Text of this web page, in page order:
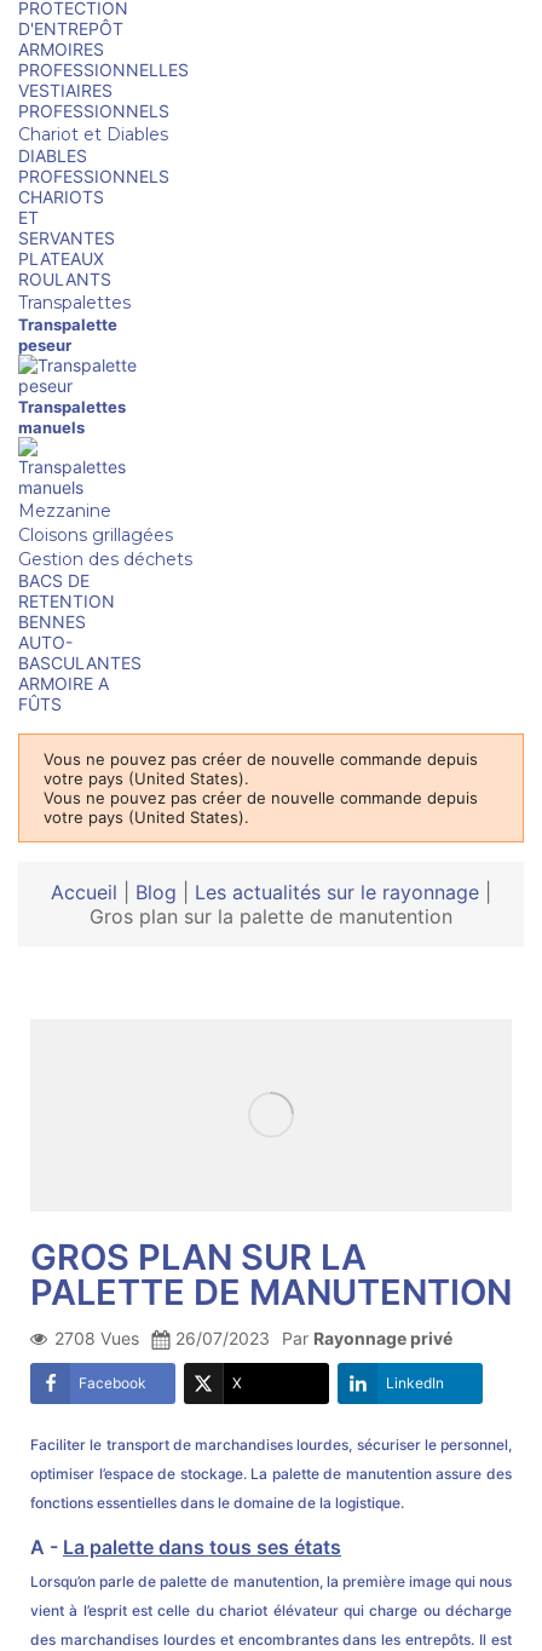
PROTECTION
D'ENTREPÔT
ARMOIRES
PROFESSIONNELLES
VESTIAIRES
PROFESSIONNELS
Chariot et Diables
DIABLES
PROFESSIONNELS
CHARIOTS
ET
SERVANTES
PLATEAUX
ROULANTS
Transpalettes
Transpalette
peseur
Transpalettes
manuels
Mezzanine
Cloisons grillagées
Gestion des déchets
BACS DE
RETENTION
BENNES
AUTO-
BASCULANTES
ARMOIRE A
FÛTS
Vous ne pouvez pas créer de nouvelle commande depuis
votre pays (United States).
Vous ne pouvez pas créer de nouvelle commande depuis
votre pays (United States).
Accueil Blog Les actualités sur le rayonnage
Gros plan sur la palette de manutention
GROS PLAN SUR LA
PALETTE DE MANUTENTION
2708 Vues 26/07/2023 Par Rayonnage privé
Facebook X LinkedIn
Faciliter le transport de marchandises lourdes, sécuriser le personnel,
optimiser l’espace de stockage. La palette de manutention assure des
fonctions essentielles dans le domaine de la logistique.
A - La palette dans tous ses états
Lorsqu’on parle de palette de manutention, la première image qui nous
vient à l’esprit est celle du chariot élévateur qui charge ou décharge
des marchandises lourdes et encombrantes dans les entrepôts. Il est